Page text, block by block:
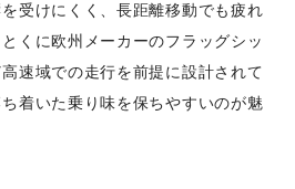
受けにくく、長距離移動でも疲れ
くに欧州メーカーのフラッグシッ
速域での走行を前提に設計されて
着いた乗り味を保ちやすいのが魅